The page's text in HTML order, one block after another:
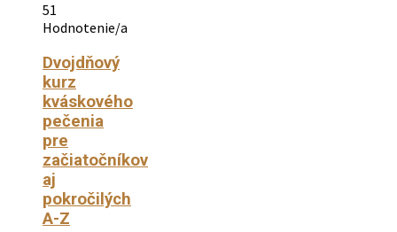
51
Hodnotenie/a
Dvojdňový
kurz
kváskového
pečenia
pre
začiatočníkov
aj
pokročilých
A-Z